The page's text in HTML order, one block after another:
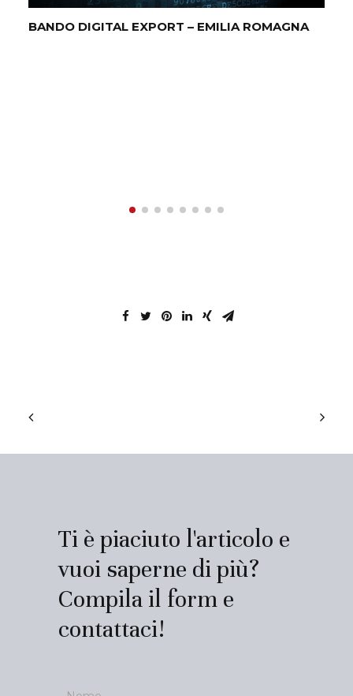
BANDO DIGITAL EXPORT – EMILIA ROMAGNA
Ti è piaciuto l'articolo e
vuoi saperne di più?
Compila il form e
contattaci!